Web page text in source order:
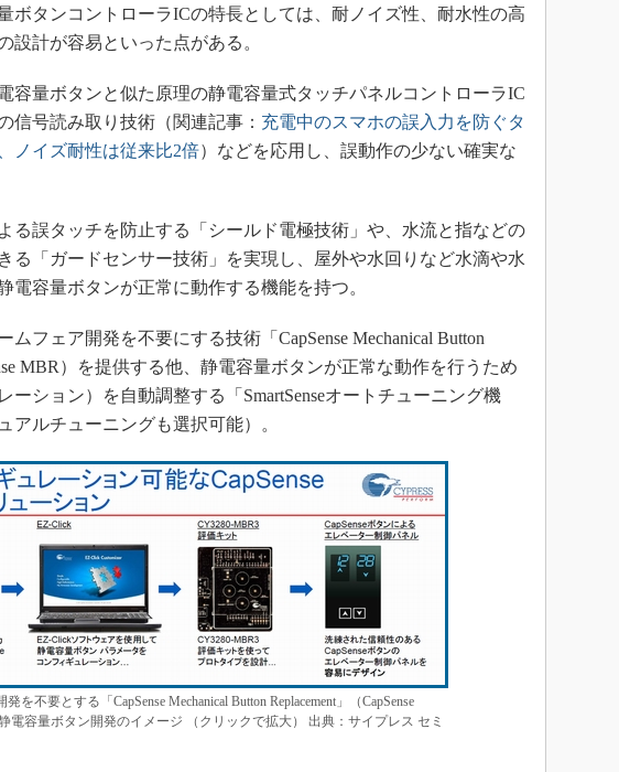
ボタンコントローラICの特長としては、耐ノイズ性、耐水性の高
設計が容易といった点がある。
容量ボタンと似た原理の静電容量式タッチパネルコントローラIC
信号読み取り技術（関連記事： 充電中のスマホの誤入力を防ぐタ
ノイズ耐性は従来比2倍）などを応用し、誤動作の少ない確実な
る誤タッチを防止する「シールド電極技術」や、水流と指などの
る「ガードセンサー技術」を実現し、屋外や水回りなど水滴や水
電容量ボタンが正常に動作する機能を持つ。
フェア開発を不要にする技術「CapSense Mechanical Button
MBR）を提供する他、静電容量ボタンが正常な動作を行うため
ーション）を自動調整する「SmartSenseオートチューニング機
アルチューニングも選択可能）。
を不要とする「CapSense Mechanical Button Replacement」（CapSense
電容量ボタン開発のイメージ （クリックで拡大） 出典：サイプレス セミ